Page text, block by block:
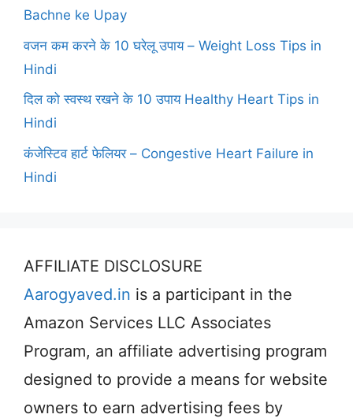
Bachne ke Upay
वजन कम करने के 10 घरेलू उपाय – Weight Loss Tips in
Hindi
दिल को स्वस्थ रखने के 10 उपाय Healthy Heart Tips in
Hindi
कंजेस्टिव हार्ट फेलियर – Congestive Heart Failure in
Hindi
AFFILIATE DISCLOSURE
Aarogyaved.in is a participant in the
Amazon Services LLC Associates
Program, an affiliate advertising program
designed to provide a means for website
owners to earn advertising fees by